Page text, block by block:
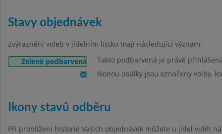
Stavy objednávek
Zvýraznění voleb v jídelním lístku mají následující význam:
Zeleně podbarvená
Takto podbarvená je právě
Ikonou obálky jsou označeny volby,
Ikony stavů odběru
Při prohlížení historie Vašich objednávek můžete u jídel vidět